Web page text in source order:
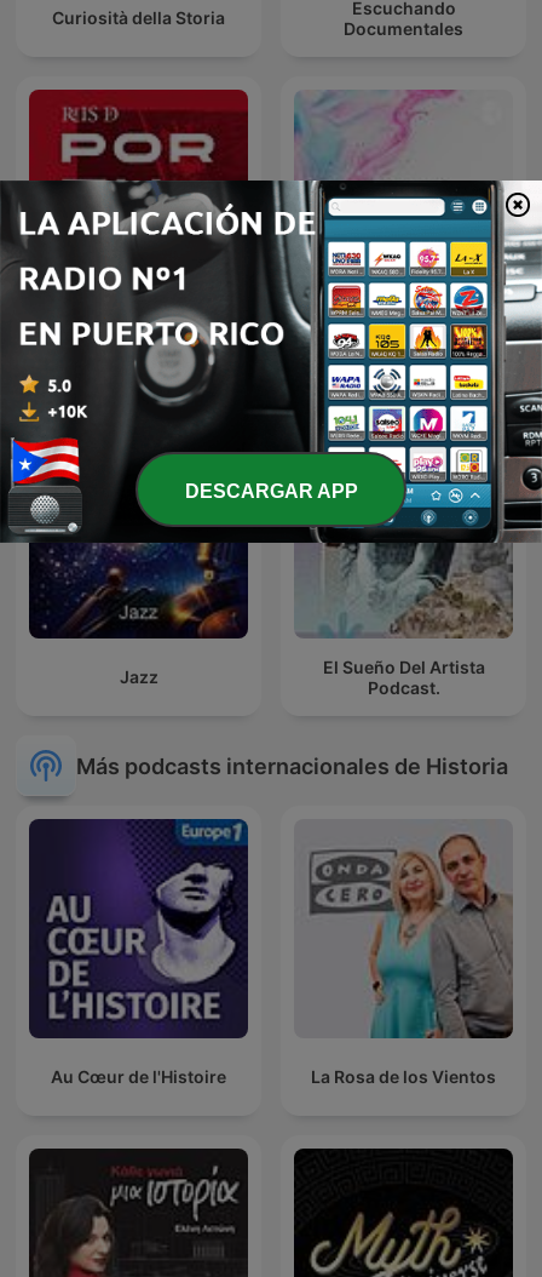
Curiosità della Storia
Escuchando
Documentales
Reis de Portugal Audiolibros.
Jazz
El Sueño Del Artista
Podcast.
Más podcasts internacionales de Historia
Au Cœur de l'Histoire La Rosa de los Vientos
DESCARGAR APP